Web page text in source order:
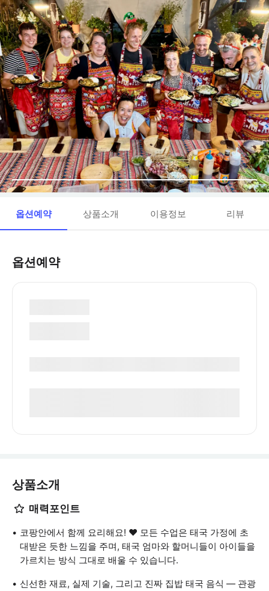
옵션예약 상품소개 이용정보 리뷰
옵션예약
상품소개
매력포인트
코팡안에서 함께 요리해요! ❤️️ 모든 수업은 태국 가정에 초
대받은 듯한 느낌을 주며, 태국 엄마와 할머니들이 아이들을
가르치는 방식 그대로 배울 수 있습니다.
신선한 재료, 실제 기술, 그리고 진짜 집밥 태국 음식 — 관광